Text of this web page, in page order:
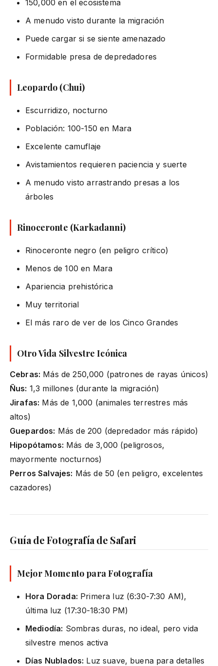
150,000 en el ecosistema
A menudo visto durante la migración
Puede cargar si se siente amenazado
Formidable presa de depredadores
Leopardo (Chui)
Escurridizo, nocturno
Población: 100-150 en Mara
Excelente camuflaje
Avistamientos requieren paciencia y suerte
A menudo visto arrastrando presas a los
árboles
Rinoceronte (Karkadanni)
Rinoceronte negro (en peligro crítico)
Menos de 100 en Mara
Apariencia prehistórica
Muy territorial
El más raro de ver de los Cinco Grandes
Otro Vida Silvestre Icónica
Cebras: Más de 250,000 (patrones de rayas únicos)
Ñus: 1,3 millones (durante la migración)
Jirafas: Más de 1,000 (animales terrestres más
altos)
Guepardos: Más de 200 (depredador más rápido)
Hipopótamos: Más de 3,000 (peligrosos,
mayormente nocturnos)
Perros Salvajes: Más de 50 (en peligro, excelentes
cazadores)
Guía de Fotografía de Safari
Mejor Momento para Fotografía
Hora Dorada: Primera luz (6:30-7:30 AM),
última luz (17:30-18:30 PM)
Mediodía: Sombras duras, no ideal, pero vida
silvestre menos activa
Días Nublados: Luz suave, buena para detalles